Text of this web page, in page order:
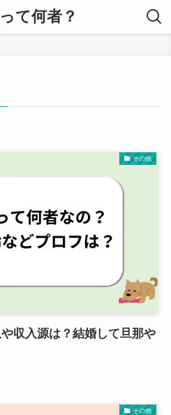
て何者？
その他
収入源は？結婚して旦那や
その他